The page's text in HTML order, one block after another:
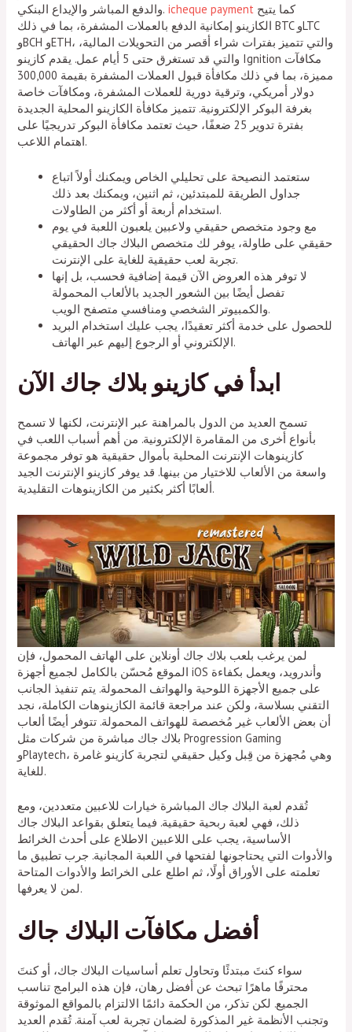
والدفع المباشر والإيداع البنكي.icheque payment
الكازينو إمكانية الدفع بالعملات المشفرة، بما في ذلك BTC وLTC
وBCH وETH، والتي تتميز بفترات شراء أقصر من التحويلات المالية،
والتي قد تستغرق حتى 5 أيام عمل. يقدم كازينو Ignition مكافآت
مميزة، بما في ذلك مكافأة قبول العملات المشفرة بقيمة 300,000
دولار أمريكي، وترقية دورية للعملات المشفرة، ومكافآت خاصة
بغرفة البوكر الإلكترونية. تتميز مكافأة الكازينو المحلية الجديدة
بفترة تدوير 25 ضعفًا، حيث تعتمد مكافأة البوكر تدريجيًا على
اهتمام اللاعب.
ستعتمد النصيحة على تحليلي الخاص ويمكنك أولاً اتباع
جداول الطريقة للمبتدئين، ثم اثنين، ويمكنك بعد ذلك
استخدام أربعة أو أكثر من الطاولات.
مع وجود متخصص حقيقي ولاعبين يلعبون اللعبة في يوم
حقيقي على طاولة، يوفر لك متخصص البلاك جاك الحقيقي
تجربة لعب حقيقية للغاية على الإنترنت.
لا توفر هذه العروض الآن قيمة إضافية فحسب، بل إنها
تفصل أيضًا بين الشعور الجديد بالألعاب المحمولة
والكمبيوتر الشخصي ومنافسي متصفح الويب.
للحصول على خدمة أكثر تعقيدًا، يجب عليك استخدام البريد
الإلكتروني أو الرجوع إليهم عبر الهاتف.
ابدأ في كازينو بلاك جاك الآن
تسمح العديد من الدول بالمراهنة عبر الإنترنت، لكنها لا تسمح
بأنواع أخرى من المقامرة الإلكترونية. من أهم أسباب اللعب في
كازينوهات الإنترنت المحلية بأموال حقيقية هو توفر مجموعة
واسعة من الألعاب للاختيار من بينها. قد يوفر كازينو الإنترنت الجيد
ألعابًا أكثر بكثير من الكازينوهات التقليدية.
لمن يرغب بلعب بلاك جاك أونلاين على الهاتف المحمول، فإن
الموقع مُحسّن بالكامل لجميع أجهزة iOS وأندرويد، ويعمل بكفاءة
على جميع الأجهزة اللوحية والهواتف المحمولة. يتم تنفيذ الجانب
التقني بسلاسة، ولكن عند مراجعة قائمة الكازينوهات الكاملة، نجد
أن بعض الألعاب غير مُخصصة للهواتف المحمولة. تتوفر أيضًا ألعاب
بلاك جاك مباشرة من شركات مثل Progression Gaming
وPlaytech، وهي مُجهزة من قِبل وكيل حقيقي لتجربة كازينو غامرة
للغاية.
تُقدم لعبة البلاك جاك المباشرة خيارات للاعبين متعددين، ومع
ذلك، فهي لعبة ربحية حقيقية. فيما يتعلق بقواعد البلاك جاك
الأساسية، يجب على اللاعبين الاطلاع على أحدث الخرائط
والأدوات التي يحتاجونها لفتحها في اللعبة المجانية. جرب تطبيق ما
تعلمته على الأوراق أولًا، ثم اطلع على الخرائط والأدوات المتاحة
لمن لا يعرفها.
أفضل مكافآت البلاك جاك
سواء كنتَ مبتدئًا وتحاول تعلم أساسيات البلاك جاك، أو كنتَ
محترفًا ماهرًا تبحث عن أفضل رهان، فإن هذه البرامج تناسب
الجميع. لكن تذكر، من الحكمة دائمًا الالتزام بالمواقع الموثوقة
وتجنب الأنظمة غير المذكورة لضمان تجربة لعب آمنة. تُقدم العديد